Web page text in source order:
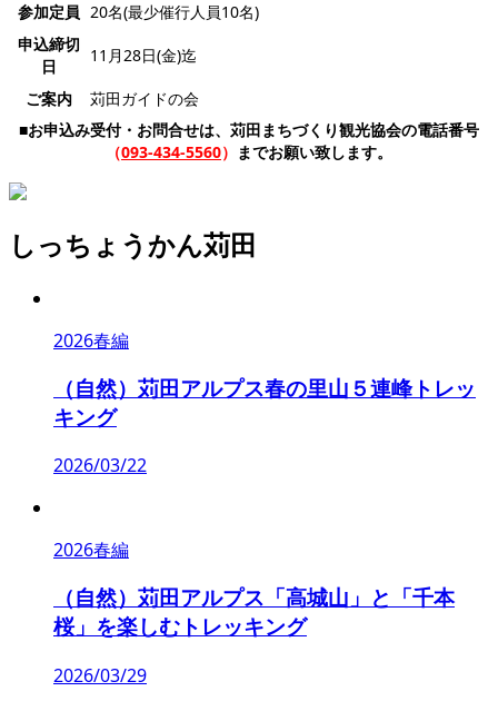
参加定員 20名(最少催行人員10名)
申込締切
日
11月28日(金)迄
ご案内
苅田ガイドの会
■お申込み受付・お問合せは、苅田まちづくり観光協会の電話番号
（093-434-5560） までお願い致します。
しっちょうかん苅田
2026春編
（自然）苅田アルプス春の里山５連峰トレッ
キング
2026/03/22
2026春編
（自然）苅田アルプス「高城山」と「千本
桜」を楽しむトレッキング
2026/03/29